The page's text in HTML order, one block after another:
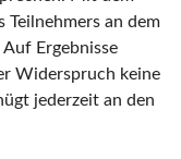
an dem
Ergebnisse
Widerspruch keine
jederzeit an den